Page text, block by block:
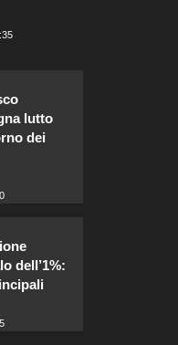
lutto
dei
dell’1%: